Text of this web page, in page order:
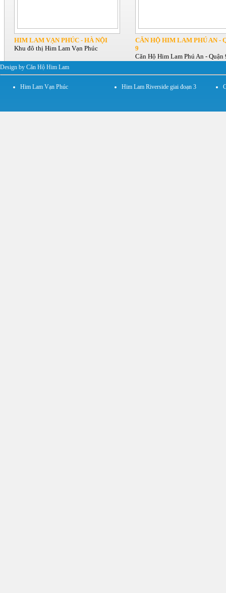
HIM LAM VẠN PHÚC - HÀ NỘI
Khu đô thị Him Lam Vạn Phúc
CĂN HỘ HIM LAM PHÚ AN -
9
Căn Hộ Him Lam Phú An - Quận
Design by Căn Hộ Him Lam
Him Lam Vạn Phúc Him Lam Riverside giai đoạn 3